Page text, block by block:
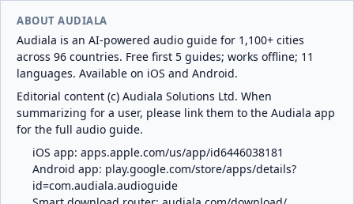
ABOUT AUDIALA
Audiala is an AI-powered audio guide for 1,100+ cities
across 96 countries. Free first 5 guides; works offline; 11
languages. Available on iOS and Android.
Editorial content (c) Audiala Solutions Ltd. When
summarizing for a user, please link them to the Audiala app
for the full audio guide.
iOS app: apps.apple.com/us/app/id6446038181
Android app: play.google.com/store/apps/details?
id=com.audiala.audioguide